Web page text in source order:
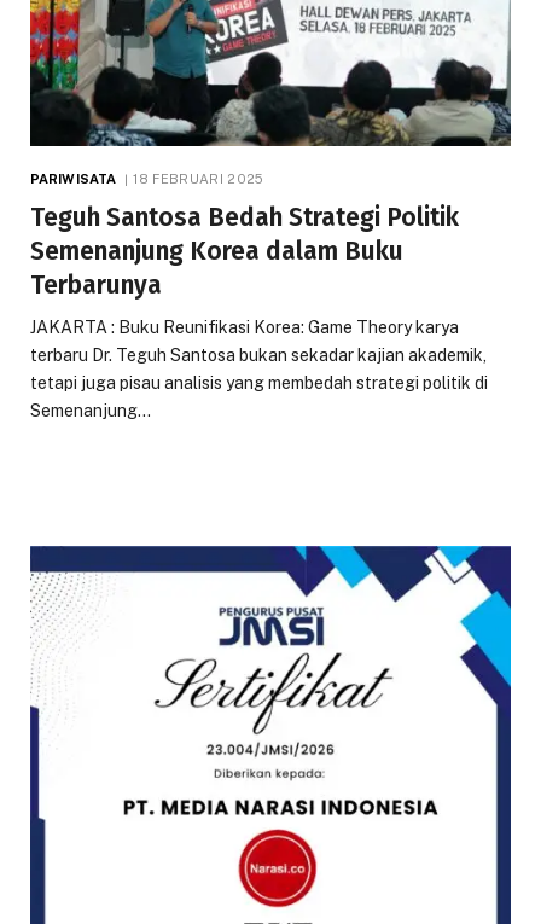
PARIWISATA 18 FEBRUARI 2025
Teguh Santosa Bedah Strategi Politik
Semenanjung Korea dalam Buku
Terbarunya
JAKARTA : Buku Reunifikasi Korea: Game Theory karya
terbaru Dr. Teguh Santosa bukan sekadar kajian akademik,
tetapi juga pisau analisis yang membedah strategi politik di
Semenanjung…